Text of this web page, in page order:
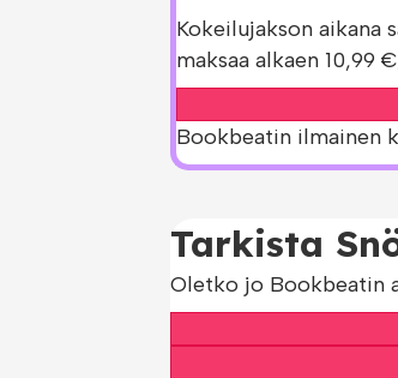
Kokeilujakson aikana
maksaa alkaen 10,99
Bookbeatin ilmainen
Tarkista
Oletko jo Bookbeatin